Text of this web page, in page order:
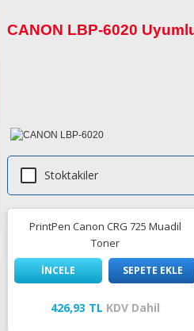
CANON LBP-6020
Stoktakiler
PrintPen Canon CRG 725 Muadil
Toner
İNCELE SEPETE EKLE
426,93 TL KDV Dahil